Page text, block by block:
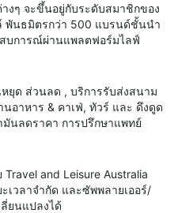
งๆ จะขึ้นอยู่กับระดับสมาชิกของ
พันธมิตรกว่า 500 แบรนด์ชั้นนำ
บการณ์ผ่านแพลตฟอร์มไลฟ์
ยุด ส่วนลด , บริการรับส่งสนาม
อาหาร & คาเฟ่, ทัวร์ และ ดึงดูด
นลดราคา การปรึกษาแพทย์
and Leisure Australia
เวลาจำกัด และซัพพลายเออร์/
ยนแปลงได้